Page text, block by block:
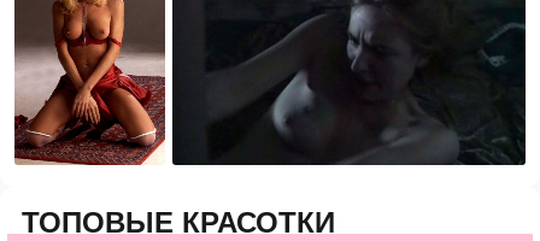
ТОПОВЫЕ КРАСОТКИ